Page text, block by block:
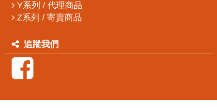
Y系列 / 代理商品
Z系列 / 寄賣商品
追蹤我們